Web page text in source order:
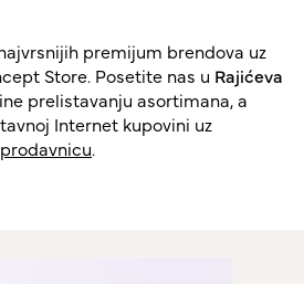
premijum brendova uz
Store. Posetite nas u Rajićeva
prelistavanju asortimana, a
Internet kupovini uz
.